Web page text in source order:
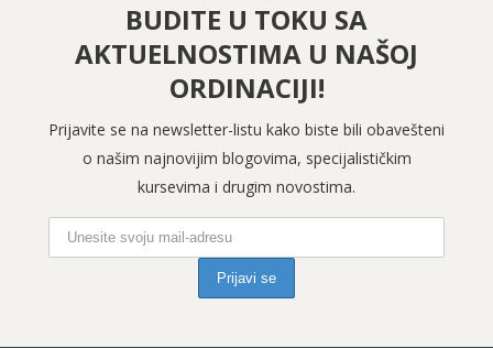
BUDITE U TOKU SA
AKTUELNOSTIMA U NAŠOJ
ORDINACIJI!
Prijavite se na newsletter-listu kako biste bili obavešteni
o našim najnovijim blogovima, specijalističkim
kursevima i drugim novostima.